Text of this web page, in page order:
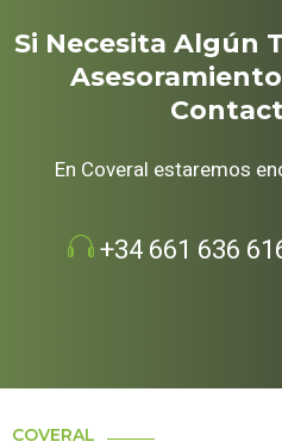
Si Necesita Algún
En Coveral estaremos
+34 661 636
COVERAL